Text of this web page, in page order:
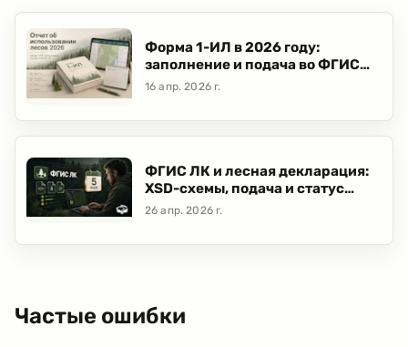
Форма 1-ИЛ в 2026 году:
заполнение и подача во ФГИС
ЛК
16 апр. 2026 г.
ФГИС ЛК и лесная декларация:
XSD-схемы, подача и статус
документа
26 апр. 2026 г.
Частые ошибки